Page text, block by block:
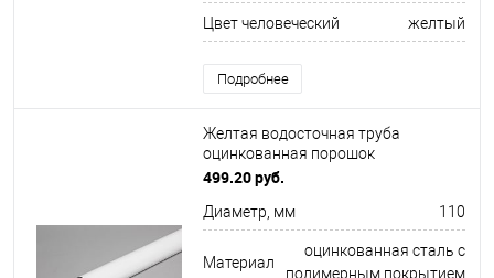
Цвет человеческий желтый
Подробнее
Желтая водосточная труба
оцинкованная порошок
ф110х1250мм RAL 1021
499.20 руб.
Диаметр, мм 110
Материал
оцинкованная сталь с
полимерным покрытием